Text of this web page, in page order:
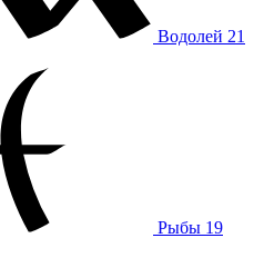
Водолей 21
Рыбы 19